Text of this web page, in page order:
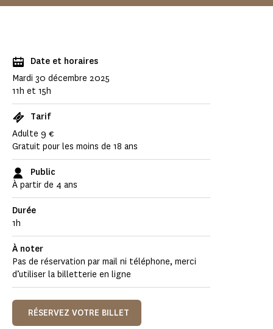
Date et horaires
Mardi 30 décembre 2025
11h et 15h
Tarif
Adulte 9 €
Gratuit pour les moins de 18 ans
Public
À partir de 4 ans
Durée
1h
À noter
Pas de réservation par mail ni téléphone, merci
d’utiliser la billetterie en ligne
RÉSERVEZ VOTRE BILLET